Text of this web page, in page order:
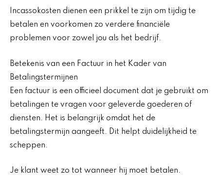
Incassokosten dienen een prikkel te zijn om tijdig te
betalen en voorkomen zo verdere financiële
problemen voor zowel jou als het bedrijf.
Betekenis van een Factuur in het Kader van
Betalingstermijnen
Een factuur is een officieel document dat je gebruikt om
betalingen te vragen voor geleverde goederen of
diensten. Het is belangrijk omdat het de
betalingstermijn aangeeft. Dit helpt duidelijkheid te
scheppen.
Je klant weet zo tot wanneer hij moet betalen.